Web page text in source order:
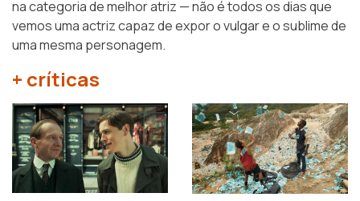
na categoria de melhor atriz — não é todos os dias que
vemos uma actriz capaz de expor o vulgar e o sublime de
uma mesma personagem.
+ críticas